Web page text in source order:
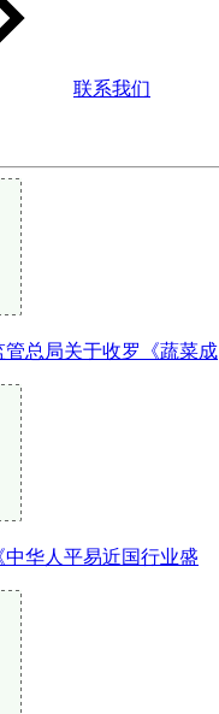
联系我们
总局关于收罗《蔬菜成
华人平易近国行业盛